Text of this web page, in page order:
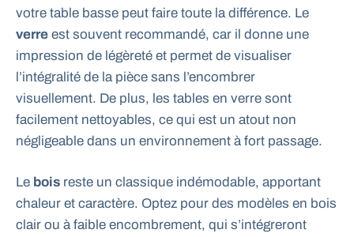
votre table basse peut faire toute la différence. Le
verre est souvent recommandé, car il donne une
impression de légèreté et permet de visualiser
l’intégralité de la pièce sans l’encombrer
visuellement. De plus, les tables en verre sont
facilement nettoyables, ce qui est un atout non
négligeable dans un environnement à fort passage.
Le bois reste un classique indémodable, apportant
chaleur et caractère. Optez pour des modèles en bois
clair ou à faible encombrement, qui s’intégreront